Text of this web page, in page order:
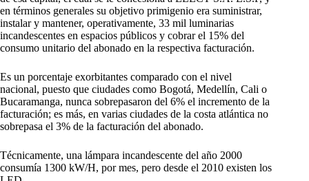
en términos generales su objetivo primigenio era suministrar,
instalar y mantener, operativamente, 33 mil luminarias
incandescentes en espacios públicos y cobrar el 15% del
consumo unitario del abonado en la respectiva facturación.
Es un porcentaje exorbitantes comparado con el nivel
nacional, puesto que ciudades como Bogotá, Medellín, Cali o
Bucaramanga, nunca sobrepasaron del 6% el incremento de la
facturación; es más, en varias ciudades de la costa atlántica no
sobrepasa el 3% de la facturación del abonado.
Técnicamente, una lámpara incandescente del año 2000
consumía 1300 kW/H, por mes, pero desde el 2010 existen los